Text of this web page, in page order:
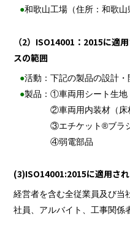
和歌山工場（住所：和歌山
（2）ISO14001：2015に適
スの範囲
活動：下記の製品の設計
製品：①車両用シート生地
②車両用内装材（床
③エチケット®ブラ
④弱電部品
(3)ISO14001:2015に適用さ
経営者を含む全従業員及び当
社員、アルバイト、工事関係